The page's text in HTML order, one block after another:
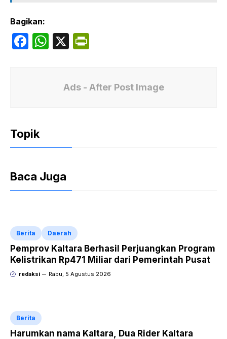
Bagikan:
F
o
k
W X
Fr
Ads - After Post Image
Topik
Baca Juga
Berita Daerah
Pemprov Kaltara Berhasil Perjuangkan Program
Kelistrikan Rp471 Miliar dari Pemerintah Pusat
redaksi Rabu, 5 Agustus 2026
Berita
Harumkan nama Kaltara, Dua Rider Kaltara